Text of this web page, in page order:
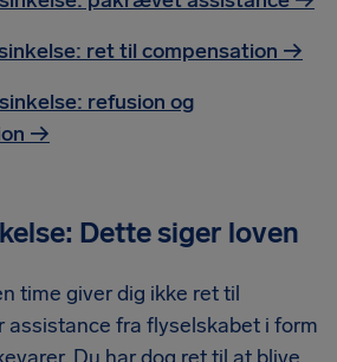
ret til compensation →
refusion og
→
Dette siger loven
time giver dig ikke ret til
assistance fra flyselskabet i form